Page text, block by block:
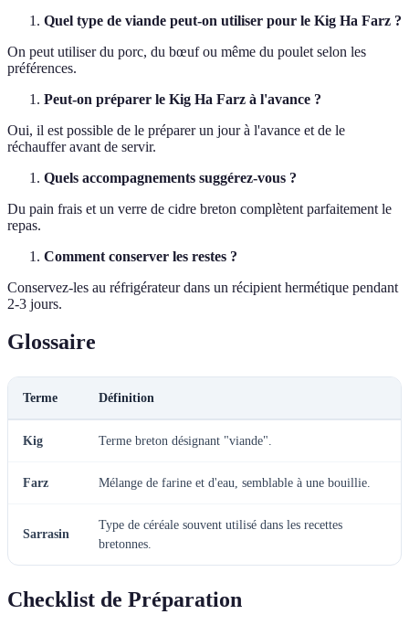
Quel type de viande peut-on utiliser pour le Kig Ha Farz ?
On peut utiliser du porc, du bœuf ou même du poulet selon les
préférences.
Peut-on préparer le Kig Ha Farz à l'avance ?
Oui, il est possible de le préparer un jour à l'avance et de le
réchauffer avant de servir.
Quels accompagnements suggérez-vous ?
Du pain frais et un verre de cidre breton complètent parfaitement le
repas.
Comment conserver les restes ?
Conservez-les au réfrigérateur dans un récipient hermétique pendant
2-3 jours.
Glossaire
Terme Définition
Kig Terme breton désignant "viande".
Farz Mélange de farine et d'eau, semblable à une bouillie.
Sarrasin
Type de céréale souvent utilisé dans les recettes
bretonnes.
Checklist de Préparation